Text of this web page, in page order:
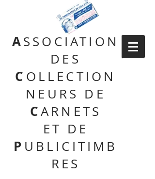
ASSOCIATION
DES
C OLLECTION
NEURS DE
CARNETS
ET DE
P UBLICITIMB
RES